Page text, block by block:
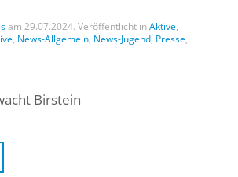
am 29.07.2024. Veröffentlicht inAktive,
, News-Allgemein, News-Jugend, Presse,
Birstein